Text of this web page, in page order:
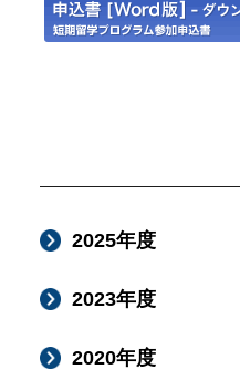
2025年度
2023年度
2020年度